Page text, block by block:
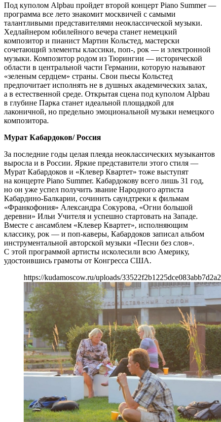
Под куполом Alpbau пройдет второй концерт Piano Summer —
программа все лето знакомит москвичей с самыми
талантливыми представителями неоклассической музыки.
Хедлайнером юбилейного вечера станет немецкий
композитор и пианист Мартин Кольстед, мастерски
сочетающий элементы классики, поп-, рок — и электронной
музыки. Композитор родом из Тюрингии — исторической
области в центральной части Германии, которую называют
«зеленым сердцем» страны. Свои пьесы Кольстед
предпочитает исполнять не в душных академических залах,
а в естественной среде. Открытая сцена под куполом Alpbau
в глубине Парка станет идеальной площадкой для
лаконичной, но предельно эмоциональной музыки немецкого
композитора.
Мурат Кабардоков/ Россия
За последние годы целая плеяда неоклассических музыкантов
выросла и в России. Яркие представители этого стиля —
Мурат Кабардоков и «Клевер Квартет» тоже выступят
на концерте Piano Summer. Кабардокову всего лишь 31 год,
но он уже успел получить звание Народного артиста
Кабардино-Балкарии, сочинить саундтреки к фильмам
«Франкофония» Александра Сокурова, «Огни большой
деревни» Ильи Учителя и успешно стартовать на Западе.
Вместе с ансамблем «Клевер Квартет», исполняющим
классику, рок — и поп-каверы, Кабардоков записал альбом
инструментальной авторской музыки «Песни без слов».
С этой программой артисты исколесили всю Америку,
удостоившись грамоты от Конгресса США.
https://kudamoscow.ru/uploads/